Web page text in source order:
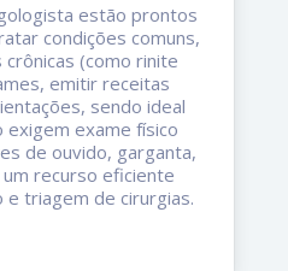
estão prontos
condições comuns,
crônicas (como rinite
emitir receitas
sendo ideal
exigem exame físico
de ouvido, garganta,
recurso eficiente
e triagem de cirurgias.